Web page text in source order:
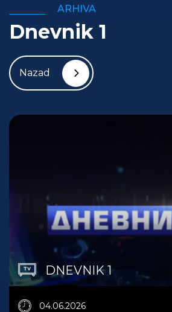
ARHIVA
Dnevnik 1
Nazad
DNEVNIK 1
04.06.2026